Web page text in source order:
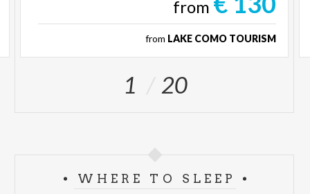
from
from LAKE COMO TOURISM
1 20
WHERE TO SLEEP